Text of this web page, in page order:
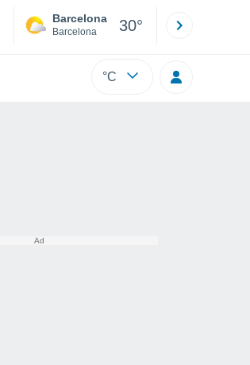
Barcelona
Barcelona 30°
°C